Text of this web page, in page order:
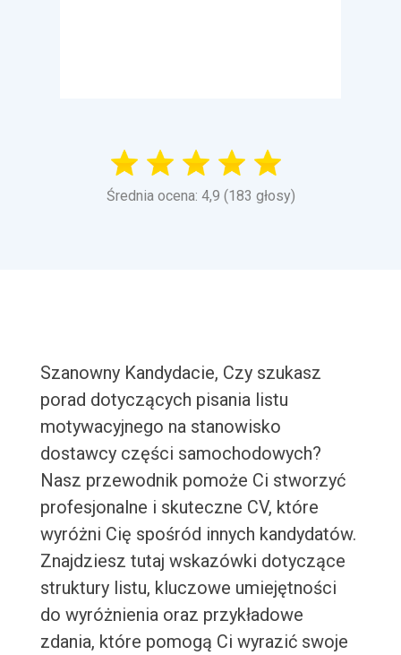
Średnia ocena: 4,9 (183 głosy)
Szanowny Kandydacie, Czy szukasz
porad dotyczących pisania listu
motywacyjnego na stanowisko
dostawcy części samochodowych?
Nasz przewodnik pomoże Ci stworzyć
profesjonalne i skuteczne CV, które
wyróżni Cię spośród innych kandydatów.
Znajdziesz tutaj wskazówki dotyczące
struktury listu, kluczowe umiejętności
do wyróżnienia oraz przykładowe
zdania, które pomogą Ci wyrazić swoje